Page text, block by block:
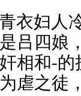
衣妇人
吕四娘
相和-
虐之徒